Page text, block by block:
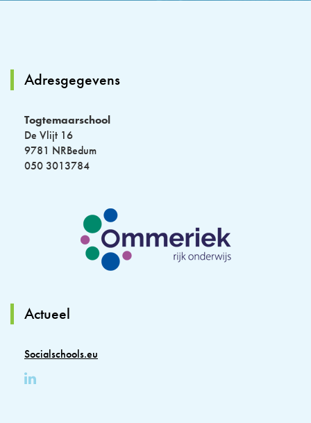
Adresgegevens
Togtemaarschool
De Vlijt 16
9781 NRBedum
050 3013784
Actueel
Socialschools.eu